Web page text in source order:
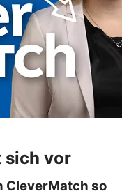
sich vor
CleverMatch so